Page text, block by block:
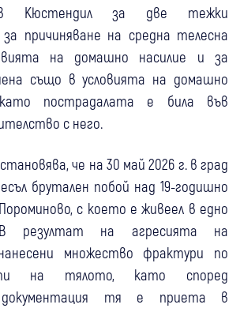
в Кюстендил за две тежки
причиняване на средна телесна
на домашно насилие и за
също в условията на домашно
пострадалата е била във
с него.
че на 30 май 2026 г. в град
брутален побой над 19-годишно
с което е живеел в едно
В резултат на агресията на
множество фрактури по
на тялото, като според
документация тя е приета в